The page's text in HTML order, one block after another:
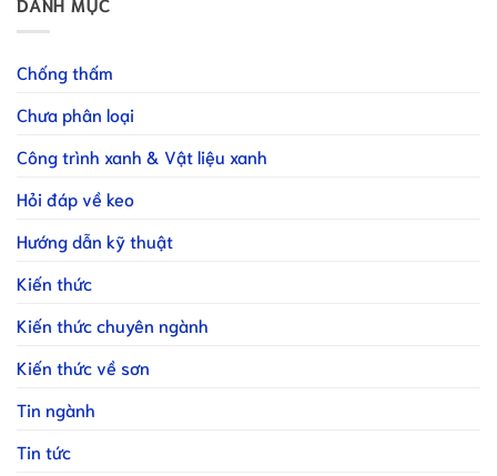
Chống thấm
Chưa phân loại
Công trình xanh & Vật liệu xanh
Hỏi đáp về keo
Hướng dẫn kỹ thuật
Kiến thức
Kiến thức chuyên ngành
Kiến thức về sơn
Tin ngành
Tin tức